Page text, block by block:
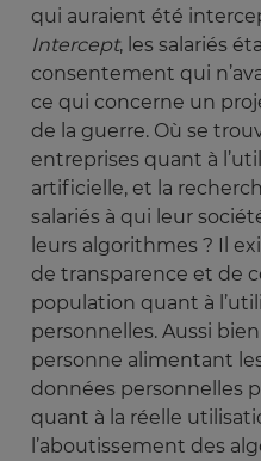
qui auraient été
Intercept, les salariés
consentement qui
ce qui concerne un
de la guerre. Où se
entreprises quant à
artificielle, et la
salariés à qui leur
leurs algorithmes ? Il
de transparence et de
population quant à
personnelles. Aussi
personne alimentant
données personnelles
quant à la réelle
l’aboutissement des